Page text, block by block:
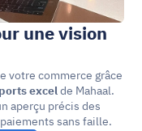
une vision
votre commerce grâce
excel de Mahaal.
aperçu précis des
sans faille.